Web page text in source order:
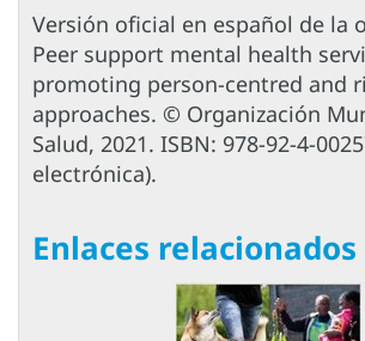
Versión oficial en español de la
Peer support mental health
promoting person-centred and
approaches. © Organización
Salud, 2021. ISBN: 978-92-4-
electrónica).
Enlaces relacionados